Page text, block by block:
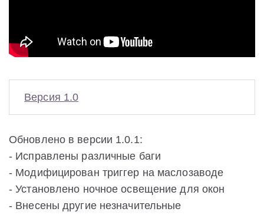
Версия 1.0
Обновлено в версии 1.0.1:
- Исправлены различные баги
- Модифицирован триггер на маслозаводе
- Установлено ночное освещение для окон
- Внесены другие незначительные